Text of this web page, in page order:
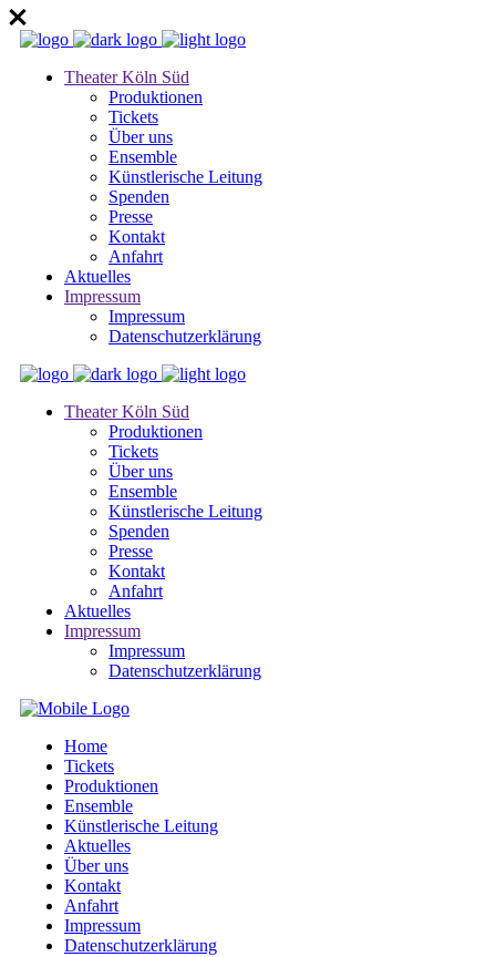
Theater Köln Süd
Produktionen
Tickets
Über uns
Ensemble
Künstlerische Leitung
Spenden
Presse
Kontakt
Anfahrt
Aktuelles
Impressum
Impressum
Datenschutzerklärung
Theater Köln Süd
Produktionen
Tickets
Über uns
Ensemble
Künstlerische Leitung
Spenden
Presse
Kontakt
Anfahrt
Aktuelles
Impressum
Impressum
Datenschutzerklärung
Home
Tickets
Produktionen
Ensemble
Künstlerische Leitung
Aktuelles
Über uns
Kontakt
Anfahrt
Impressum
Datenschutzerklärung